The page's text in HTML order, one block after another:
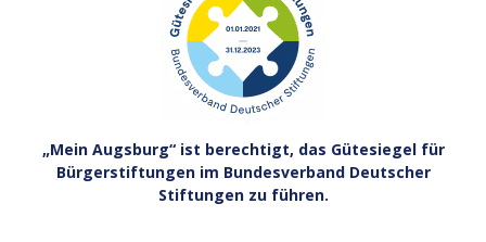
„Mein Augsburg“ ist berechtigt, das Gütesiegel für
Bürgerstiftungen im Bundesverband Deutscher
Stiftungen zu führen.